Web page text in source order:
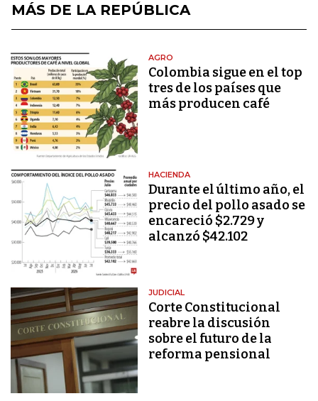
MÁS DE LA REPÚBLICA
AGRO
Colombia sigue en el top
tres de los países que
más producen café
HACIENDA
Durante el último año, el
precio del pollo asado se
encareció $2.729 y
alcanzó $42.102
JUDICIAL
Corte Constitucional
reabre la discusión
sobre el futuro de la
reforma pensional